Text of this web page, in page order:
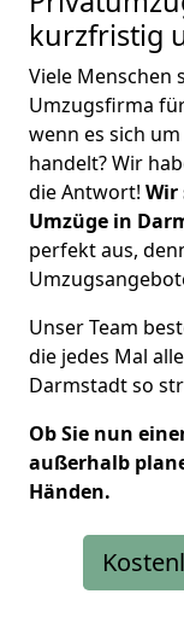
kurzfristig
Viele Menschen
Umzugsfirma
wenn es sich
handelt? Wir
die Antwort! Wir
Umzüge in
perfekt aus,
Unser Team
die jedes Mal
Darmstadt so
Ob Sie nun
außerhalb
Händen.